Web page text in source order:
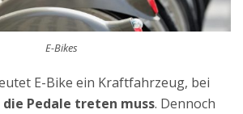
E-Bikes
E-Bike ein Kraftfahrzeug, bei
Pedale treten muss. Dennoch